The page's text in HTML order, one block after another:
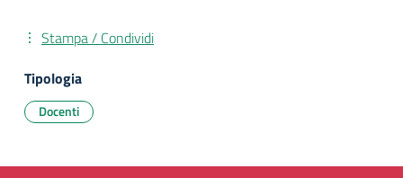
Stampa / Condividi
Tipologia
Docenti